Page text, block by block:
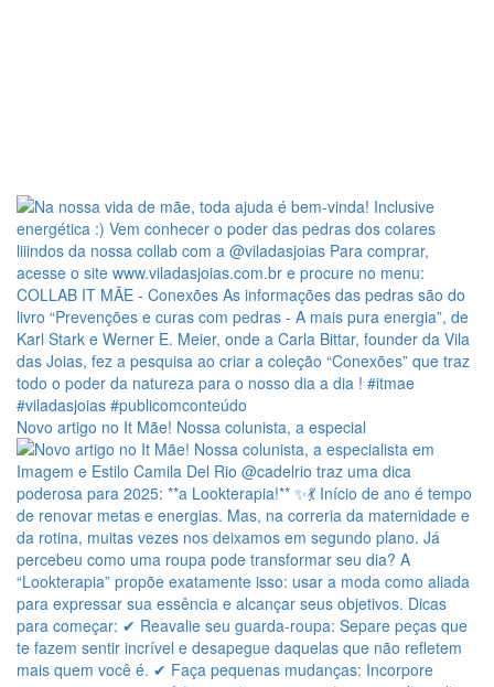
Novo artigo no It Mãe! Nossa colunista, a especial